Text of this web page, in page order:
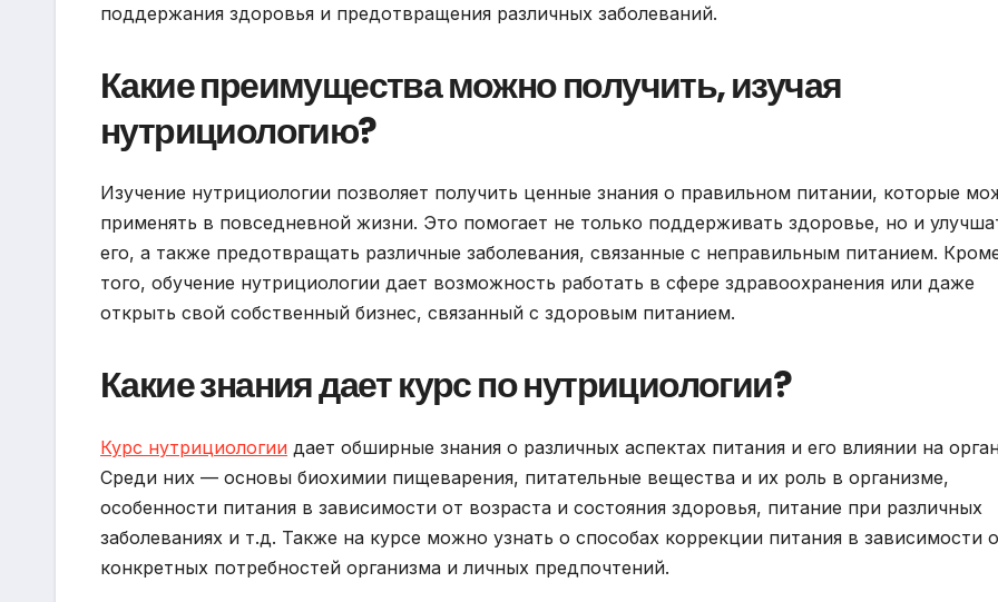
поддержания здоровья и предотвращения различных заболеваний.
Какие преимущества можно получить, изучая
нутрициологию?
Изучение нутрициологии позволяет получить ценные знания о правильном питании, которые
применять в повседневной жизни. Это помогает не только поддерживать здоровье, но и
его, а также предотвращать различные заболевания, связанные с неправильным питанием.
того, обучение нутрициологии дает возможность работать в сфере здравоохранения или даже
открыть свой собственный бизнес, связанный с здоровым питанием.
Какие знания дает курс по нутрициологии?
Курс нутрициологии дает обширные знания о различных аспектах питания и его влиянии на
Среди них — основы биохимии пищеварения, питательные вещества и их роль в организме,
особенности питания в зависимости от возраста и состояния здоровья, питание при различных
заболеваниях и т.д. Также на курсе можно узнать о способах коррекции питания в зависимости
конкретных потребностей организма и личных предпочтений.